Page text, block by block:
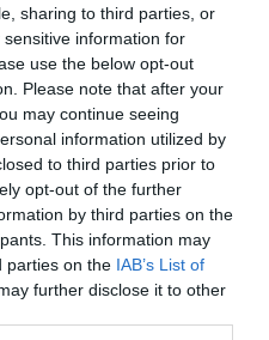
sharing to third parties, or
information for
use the below opt-out
Please note that after your
may continue seeing
information utilized by
to third parties prior to
opt-out of the further
by third parties on the
This information may
parties on the IAB’s List of
further disclose it to other
jih verjetno tudi ne
letala (če
strani.
being launched at
10, 2025
stran
operacijo
udarce.